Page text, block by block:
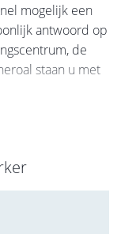
mogelijk een
antwoord op
de
staan u met